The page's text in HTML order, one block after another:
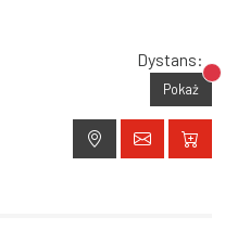
Dystans:
Pokaż